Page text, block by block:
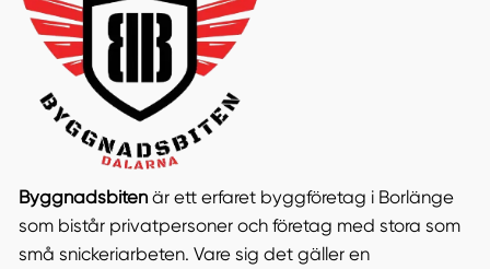
Byggnadsbitenär ett erfaret byggföretag i Borlänge
som bistår privatpersoner och företag med stora som
små snickeriarbeten. Vare sig det gäller en